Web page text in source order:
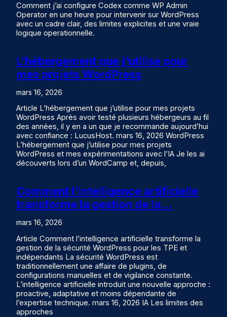
Comment j’ai configure Codex comme WP Admin
Operator en une heure pour intervenir sur WordPress
avec un cadre clair, des limites explicites et une vraie
logique operationnelle.
L’hébergement que j’utilise pour
mes projets WordPress
mars 16, 2026
Article L’hébergement que j’utilise pour mes projets
WordPress Après avoir testé plusieurs hébergeurs au fil
des années, il y en a un que je recommande aujourd’hui
avec confiance : LucusHost. mars 16, 2026 WordPress
L’hébergement que j’utilise pour mes projets
WordPress et mes expérimentations avec l’IA Je les ai
découverts lors d’un WordCamp et, depuis,
Comment l’intelligence artificielle
transforme la gestion de la…
mars 16, 2026
Article Comment l’intelligence artificielle transforme la
gestion de la sécurité WordPress pour les TPE et
indépendants La sécurité WordPress est
traditionnellement une affaire de plugins, de
configurations manuelles et de vigilance constante.
L’intelligence artificielle introduit une nouvelle approche :
proactive, adaptative et moins dépendante de
l’expertise technique. mars 16, 2026 IA Les limites des
approches